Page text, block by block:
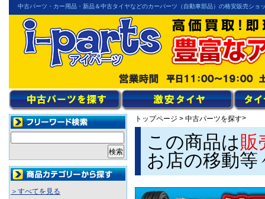
中古パーツ・カー用品・新品＆中古タイヤなどのカーパーツ（自動車部品）の格安販売ショ
トップページ > 中古パーツを探す>
この商品は販
お店の移動
＞すべてを見る